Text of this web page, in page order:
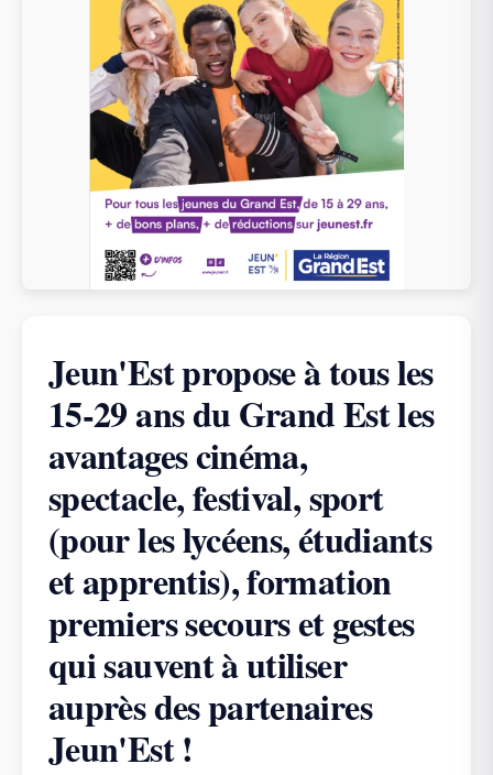
Jeun'Est propose à tous les
15-29 ans du Grand Est les
avantages cinéma,
spectacle, festival, sport
(pour les lycéens, étudiants
et apprentis), formation
premiers secours et gestes
qui sauvent à utiliser
auprès des partenaires
Jeun'Est !